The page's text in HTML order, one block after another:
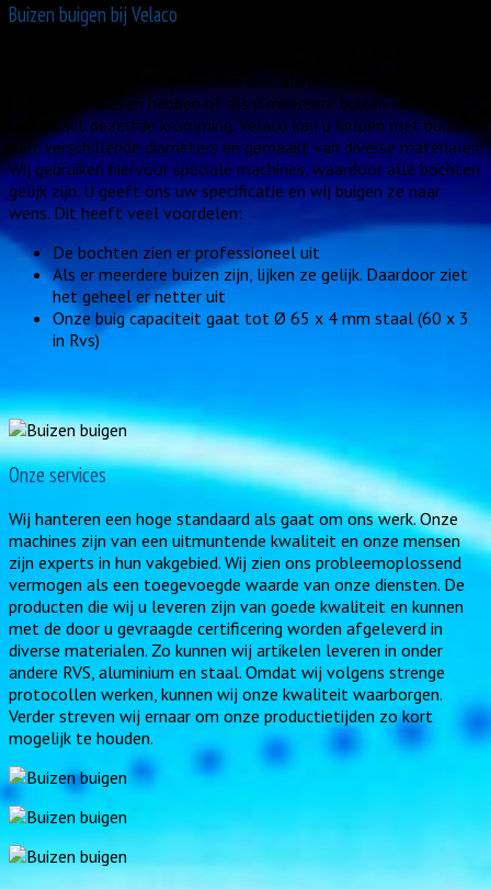
Buizen buigen bij Velaco
dat dit niet gemakkelijk is. Zeker niet als de buizen een bepaalde
kromming moeten hebben of als u meerdere buizen nodig heeft
met exact dezelfde kromming. Velaco kan u helpen met buizen
met verschillende diameters en gemaakt van diverse materialen.
Wij gebruiken hiervoor speciale machines, waardoor alle bochten
gelijk zijn. U geeft ons uw specificatie en wij buigen ze naar
wens. Dit heeft veel voordelen:
De bochten zien er professioneel uit
Als er meerdere buizen zijn, lijken ze gelijk. Daardoor ziet
het geheel er netter uit
Onze buig capaciteit gaat tot Ø 65 x 4 mm staal (60 x 3
in Rvs)
Onze services
Wij hanteren een hoge standaard als gaat om ons werk. Onze
machines zijn van een uitmuntende kwaliteit en onze mensen
zijn experts in hun vakgebied. Wij zien ons probleemoplossend
vermogen als een toegevoegde waarde van onze diensten. De
producten die wij u leveren zijn van goede kwaliteit en kunnen
met de door u gevraagde certificering worden afgeleverd in
diverse materialen. Zo kunnen wij artikelen leveren in onder
andere RVS, aluminium en staal. Omdat wij volgens strenge
protocollen werken, kunnen wij onze kwaliteit waarborgen.
Verder streven wij ernaar om onze productietijden zo kort
mogelijk te houden.